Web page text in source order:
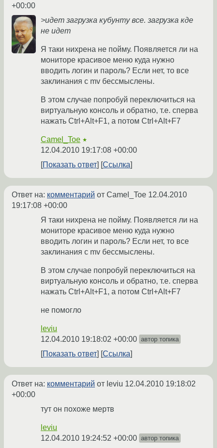
+00:00
>идет загрузка кубунту все. загрузка кде
не идет
Я таки нихрена не пойму. Появляется ли на
мониторе красивое меню куда нужно
вводить логин и пароль? Если нет, то все
заклинания с mv бессмыслены.
В этом случае попробуй переключиться на
виртуальную консоль и обратно, т.е. сперва
нажать Ctrl+Alt+F1, а потом Ctrl+Alt+F7
Camel_Toe ★
12.04.2010 19:17:08 +00:00
Показать ответ
Ссылка
Ответ на: комментарий от Camel_Toe 12.04.2010
19:17:08 +00:00
Я таки нихрена не пойму. Появляется ли на
мониторе красивое меню куда нужно
вводить логин и пароль? Если нет, то все
заклинания с mv бессмыслены.
В этом случае попробуй переключиться на
виртуальную консоль и обратно, т.е. сперва
нажать Ctrl+Alt+F1, а потом Ctrl+Alt+F7
не помогло
leviu
12.04.2010 19:18:02 +00:00 автор топика
Показать ответ Ссылка
Ответ на: комментарий от leviu 12.04.2010 19:18:02
+00:00
тут он похоже мертв
leviu
12.04.2010 19:24:52 +00:00 автор топика